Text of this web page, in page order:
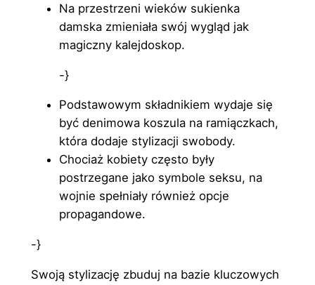
Na przestrzeni wieków sukienka
damska zmieniała swój wygląd jak
magiczny kalejdoskop.
-}
Podstawowym składnikiem wydaje się
być denimowa koszula na ramiączkach,
która dodaje stylizacji swobody.
Chociaż kobiety często były
postrzegane jako symbole seksu, na
wojnie spełniały również opcje
propagandowe.
-}
Swoją stylizację zbuduj na bazie kluczowych